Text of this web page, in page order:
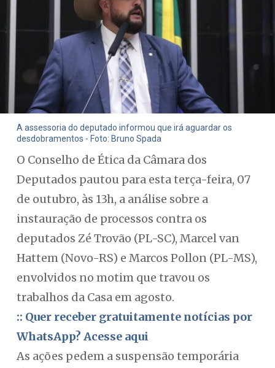
A assessoria do deputado informou que irá aguardar os
desdobramentos - Foto: Bruno Spada
O Conselho de Ética da Câmara dos
Deputados pautou para esta terça-feira, 07
de outubro, às 13h, a análise sobre a
instauração de processos contra os
deputados Zé Trovão (PL-SC), Marcel van
Hattem (Novo-RS) e Marcos Pollon (PL-MS),
envolvidos no motim que travou os
trabalhos da Casa em agosto.
:: Quer receber gratuitamente notícias por
WhatsApp? Acesse aqui
As ações pedem a suspensão temporária